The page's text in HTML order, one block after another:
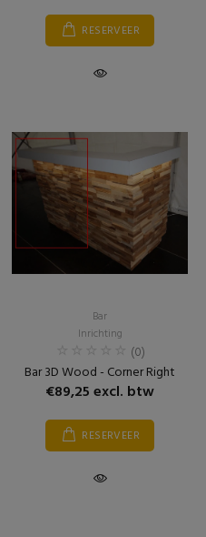
RESERVEER
Bar
Inrichting
(0)
Bar 3D Wood - Corner Right
€89,25 excl. btw
RESERVEER